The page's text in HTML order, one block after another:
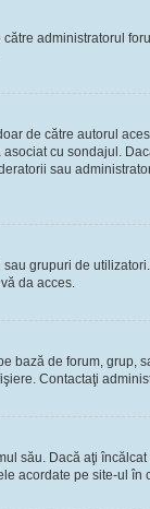
administratorul
de către autorul
cu sondajul.
sau
grupuri de
da acces.
bază de forum, grup,
Contactaţi
său. Dacă aţi
acordate pe site-ul